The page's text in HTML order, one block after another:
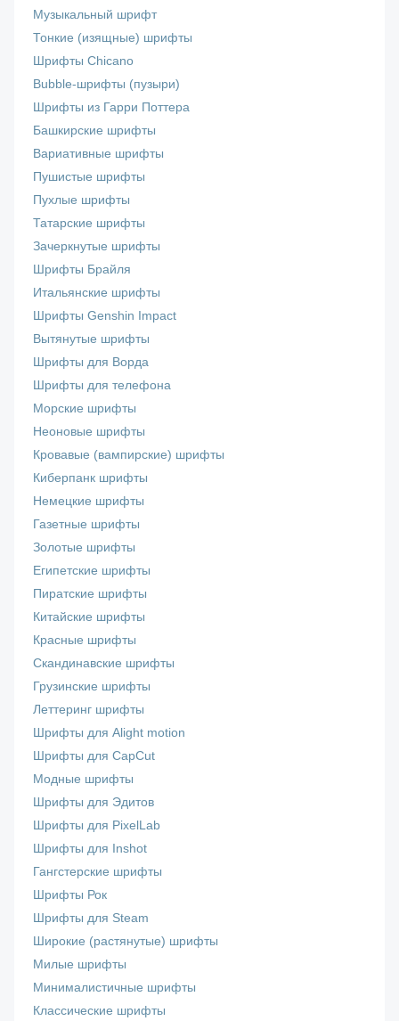
Музыкальный шрифт
Тонкие (изящные) шрифты
Шрифты Chicano
Bubble-шрифты (пузыри)
Шрифты из Гарри Поттера
Башкирские шрифты
Вариативные шрифты
Пушистые шрифты
Пухлые шрифты
Татарские шрифты
Зачеркнутые шрифты
Шрифты Брайля
Итальянские шрифты
Шрифты Genshin Impact
Вытянутые шрифты
Шрифты для Ворда
Шрифты для телефона
Морские шрифты
Неоновые шрифты
Кровавые (вампирские) шрифты
Киберпанк шрифты
Немецкие шрифты
Газетные шрифты
Золотые шрифты
Египетские шрифты
Пиратские шрифты
Китайские шрифты
Красные шрифты
Скандинавские шрифты
Грузинские шрифты
Леттеринг шрифты
Шрифты для Alight motion
Шрифты для CapCut
Модные шрифты
Шрифты для Эдитов
Шрифты для PixelLab
Шрифты для Inshot
Гангстерские шрифты
Шрифты Рок
Шрифты для Steam
Широкие (растянутые) шрифты
Милые шрифты
Минималистичные шрифты
Классические шрифты